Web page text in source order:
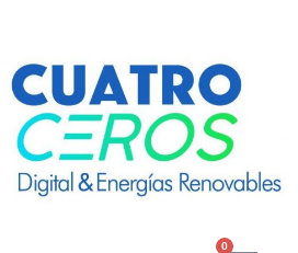
0